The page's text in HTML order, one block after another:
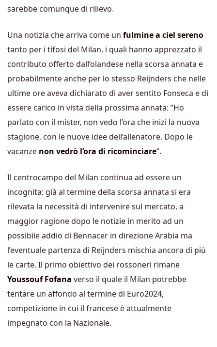
sarebbe comunque di rilievo.
Una notizia che arriva come un fulmine a ciel sereno
tanto per i tifosi del Milan, i quali hanno apprezzato il
contributo offerto dall’olandese nella scorsa annata e
probabilmente anche per lo stesso Reijnders che nelle
ultime ore aveva dichiarato di aver sentito Fonseca e di
essere carico in vista della prossima annata: ”Ho
parlato con il mister, non vedo l’ora che inizi la nuova
stagione, con le nuove idee dell’allenatore. Dopo le
vacanze non vedrò l’ora di ricominciare“.
Il centrocampo del Milan continua ad essere un
incognita: già al termine della scorsa annata si era
rilevata la necessità di intervenire sul mercato, a
maggior ragione dopo le notizie in merito ad un
possibile addio di Bennacer in direzione Arabia ma
l’eventuale partenza di Reijnders mischia ancora di più
le carte. Il primo obiettivo dei rossoneri rimane
Youssouf Fofana verso il quale il Milan potrebbe
tentare un affondo al termine di Euro2024,
competizione in cui il francese è attualmente
impegnato con la Nazionale.